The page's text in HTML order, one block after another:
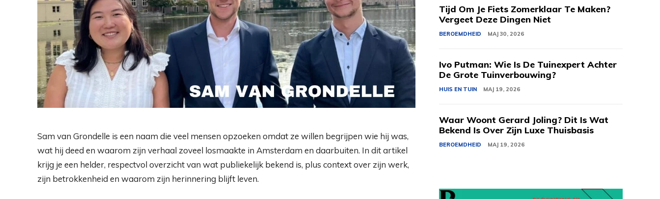
Sam van Grondelle is een naam die veel mensen opzoeken omdat ze willen begrijpen wie hij was,
wat hij deed en waarom zijn verhaal zoveel losmaakte in Amsterdam en daarbuiten. In dit artikel
krijg je een helder, respectvol overzicht van wat publiekelijk bekend is, plus context over zijn werk,
zijn betrokkenheid en waarom zijn herinnering blijft leven.
Tijd Om Je Fiets Zomerklaar Te Maken?
Vergeet Deze Dingen Niet
BEROEMDHEID MAJ 30, 2026
Ivo Putman: Wie Is De Tuinexpert Achter
De Grote Tuinverbouwing?
HUIS EN TUIN MAJ 19, 2026
Waar Woont Gerard Joling? Dit Is Wat
Bekend Is Over Zijn Luxe Thuisbasis
BEROEMDHEID MAJ 19, 2026